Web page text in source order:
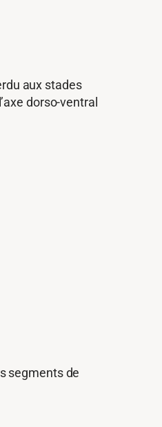
aux stades
dorso-ventral
segments de